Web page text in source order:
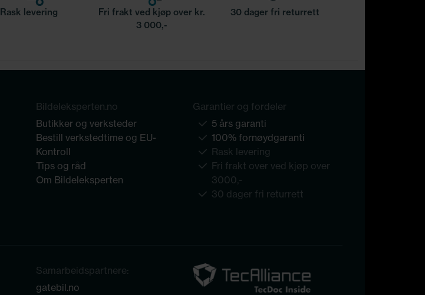
Rask levering
Fri frakt ved kjøp over kr.
3 000,-
30 dager fri returrett
Bildeleksperten.no
Butikker og verksteder
Bestill verkstedtime og EU-
Kontroll
Tips og råd
Om Bildeleksperten
Garantier og fordeler
5 års garanti
100% fornøydgaranti
Rask levering
Fri frakt over ved kjøp over
3000,-
30 dager fri returrett
Samarbeidspartnere:
gatebil.no